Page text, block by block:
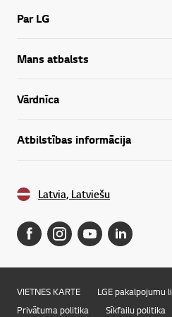
Par LG
Mans atbalsts
Vārdnīca
Atbilstības informācija
Latvia, Latviešu
VIETNES KARTE
LGE pakalpojumu
Privātuma politika
Sīkfailu politika